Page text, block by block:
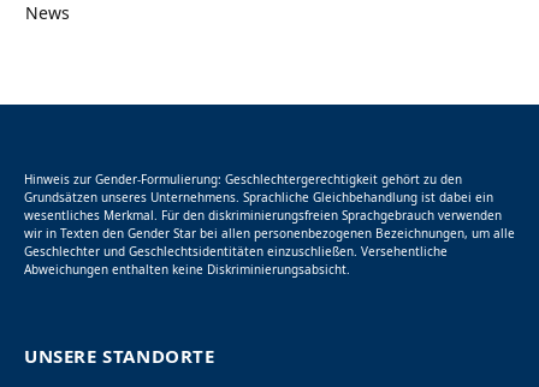
News
Hinweis zur Gender-Formulierung: Geschlechtergerechtigkeit gehört zu den
Grundsätzen unseres Unternehmens. Sprachliche Gleichbehandlung ist dabei ein
wesentliches Merkmal. Für den diskriminierungsfreien Sprachgebrauch verwenden
wir in Texten den Gender Star bei allen personenbezogenen Bezeichnungen, um alle
Geschlechter und Geschlechtsidentitäten einzuschließen. Versehentliche
Abweichungen enthalten keine Diskriminierungsabsicht.
UNSERE STANDORTE